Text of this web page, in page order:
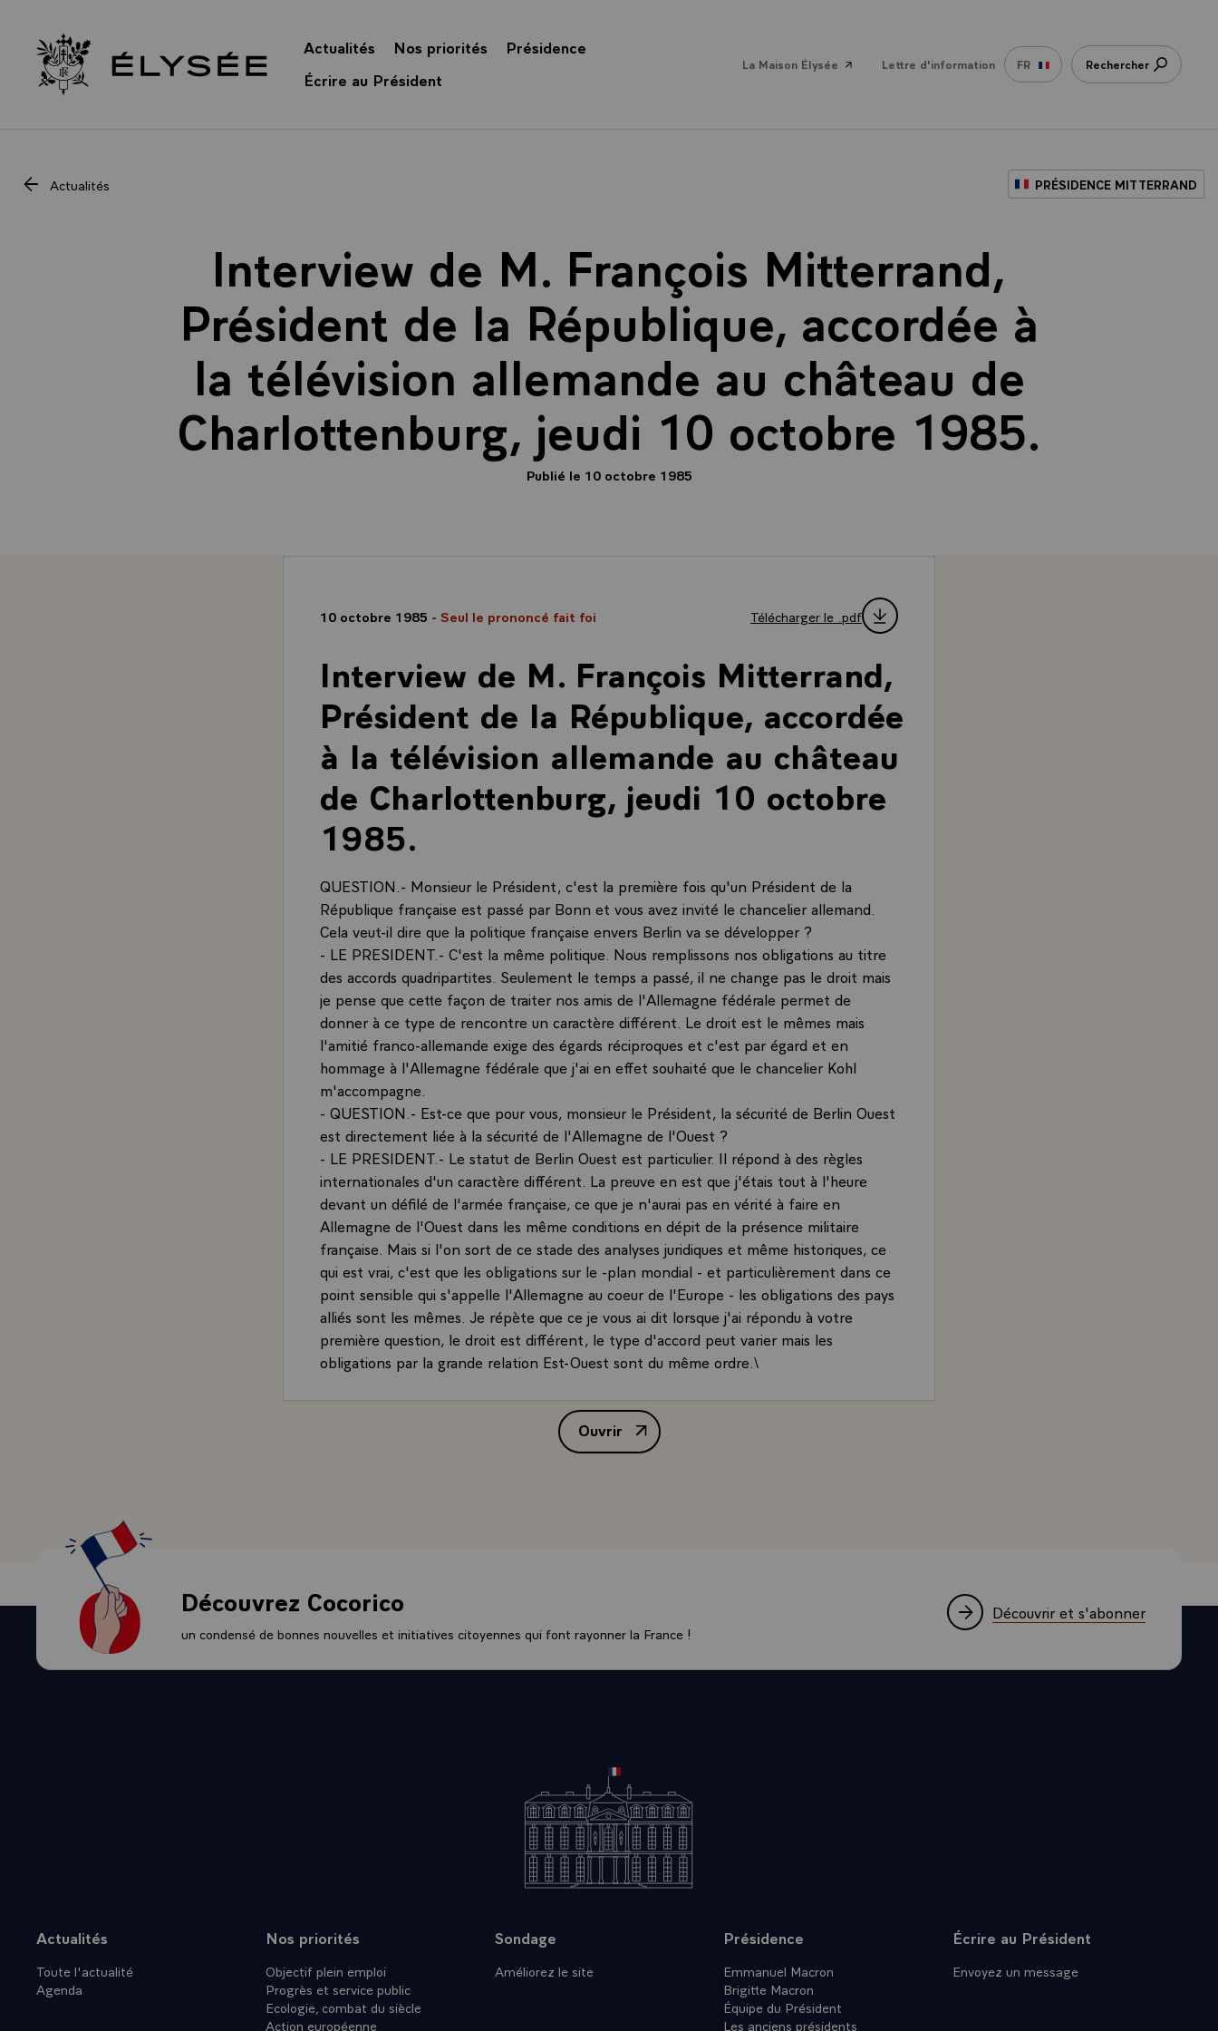
Retour à l’accueil Élysée
Actualités Nos priorités
Présidence
Écrire au Président
La Maison Élysée Lettre d'information FR Rechercher
Actualités PRÉSIDENCE MITTERRAND
Interview de M. François Mitterrand,
Président de la République, accordée à
la télévision allemande au château de
Charlottenburg, jeudi 10 octobre 1985.
Publié le 10 octobre 1985
10 octobre 1985 - Seul le prononcé fait foi Télécharger le .pdf
Interview de M. François Mitterrand,
Président de la République, accordée
à la télévision allemande au château
de Charlottenburg, jeudi 10 octobre
1985.
QUESTION.- Monsieur le Président, c'est la première fois qu'un Président de la
République française est passé par Bonn et vous avez invité le chancelier allemand.
Cela veut-il dire que la politique française envers Berlin va se développer ?
- LE PRESIDENT.- C'est la même politique. Nous remplissons nos obligations au titre
des accords quadripartites. Seulement le temps a passé, il ne change pas le droit mais
je pense que cette façon de traiter nos amis de l'Allemagne fédérale permet de
donner à ce type de rencontre un caractère différent. Le droit est le mêmes mais
l'amitié franco-allemande exige des égards réciproques et c'est par égard et en
hommage à l'Allemagne fédérale que j'ai en effet souhaité que le chancelier Kohl
m'accompagne.
- QUESTION.- Est-ce que pour vous, monsieur le Président, la sécurité de Berlin Ouest
est directement liée à la sécurité de l'Allemagne de l'Ouest ?
- LE PRESIDENT.- Le statut de Berlin Ouest est particulier. Il répond à des règles
internationales d'un caractère différent. La preuve en est que j'étais tout à l'heure
devant un défilé de l'armée française, ce que je n'aurai pas en vérité à faire en
Allemagne de l'Ouest dans les même conditions en dépit de la présence militaire
française. Mais si l'on sort de ce stade des analyses juridiques et même historiques, ce
qui est vrai, c'est que les obligations sur le -plan mondial - et particulièrement dans ce
point sensible qui s'appelle l'Allemagne au coeur de l'Europe - les obligations des pays
alliés sont les mêmes. Je répète que ce je vous ai dit lorsque j'ai répondu à votre
première question, le droit est différent, le type d'accord peut varier mais les
obligations par la grande relation Est-Ouest sont du même ordre.\
Ouvrir
Interview de M. François Mitterrand, Président de la République, accordée à la
Découvrez Cocorico
un condensé de bonnes nouvelles et initiatives citoyennes qui font rayonner la France !
Découvrir et s'abonner
Plan du site
Actualités
Toute l'actualité
Agenda
Nos priorités
Objectif plein emploi
Progrès et service public
Ecologie, combat du siècle
Action européenne
Sondage
Améliorez le site
Présidence
Emmanuel Macron
Brigitte Macron
Équipe du Président
Les anciens présidents
Écrire au Président
Envoyez un message